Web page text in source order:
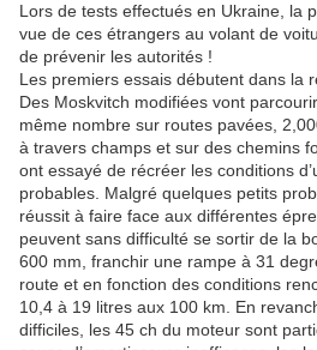
Lors de tests effectués en Ukraine, la
vue de ces étrangers au volant de
de prévenir les autorités !
Les premiers essais débutent dans la
Des Moskvitch modifiées vont
même nombre sur routes pavées,
à travers champs et sur des chemins
ont essayé de récréer les conditions
probables. Malgré quelques petits
réussit à faire face aux différentes
peuvent sans difficulté se sortir de la
600 mm, franchir une rampe à 31
route et en fonction des conditions
10,4 à 19 litres aux 100 km. En
difficiles, les 45 ch du moteur sont